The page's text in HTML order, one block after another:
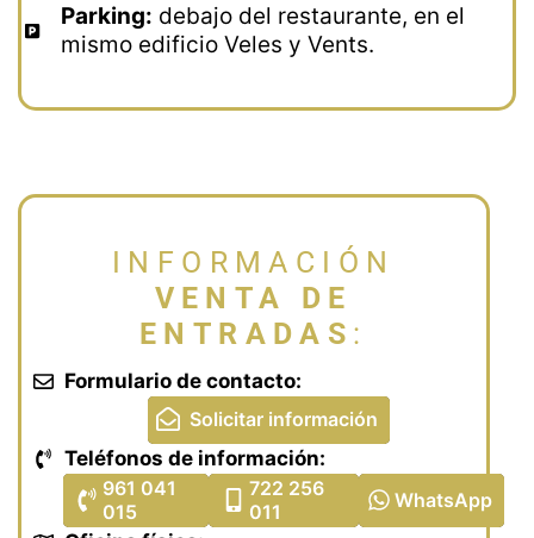
Parking: debajo del restaurante, en el
mismo edificio Veles y Vents.
INFORMACIÓN
VENTA DE
ENTRADAS :
Formulario de contacto:
Solicitar información
E-mail de contacto
Teléfonos de información:
961 041
015
722 256
011
WhatsApp